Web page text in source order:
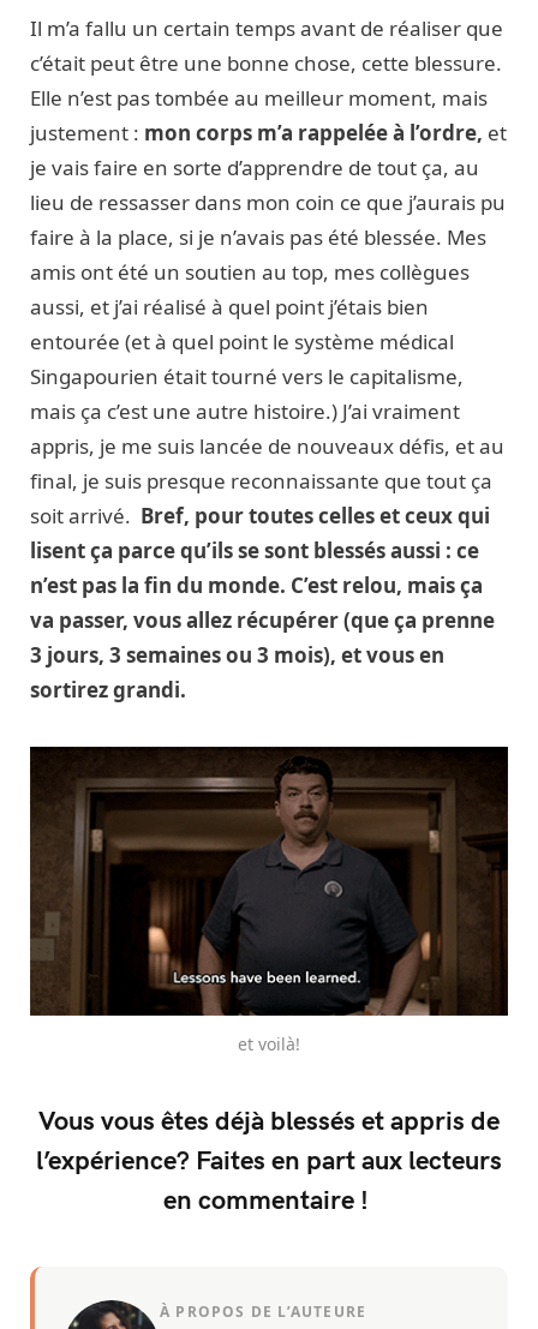
Il m’a fallu un certain temps avant de réaliser que
c’était peut être une bonne chose, cette blessure.
Elle n’est pas tombée au meilleur moment, mais
justement : mon corps m’a rappelée à l’ordre, et
je vais faire en sorte d’apprendre de tout ça, au
lieu de ressasser dans mon coin ce que j’aurais pu
faire à la place, si je n’avais pas été blessée. Mes
amis ont été un soutien au top, mes collègues
aussi, et j’ai réalisé à quel point j’étais bien
entourée (et à quel point le système médical
Singapourien était tourné vers le capitalisme,
mais ça c’est une autre histoire.) J’ai vraiment
appris, je me suis lancée de nouveaux défis, et au
final, je suis presque reconnaissante que tout ça
soit arrivé. Bref, pour toutes celles et ceux qui
lisent ça parce qu’ils se sont blessés aussi : ce
n’est pas la fin du monde. C’est relou, mais ça
va passer, vous allez récupérer (que ça prenne
3 jours, 3 semaines ou 3 mois), et vous en
sortirez grandi.
et voilà!
Vous vous êtes déjà blessés et appris de
l’expérience? Faites en part aux lecteurs
en commentaire !
À PROPOS DE L’AUTEURE